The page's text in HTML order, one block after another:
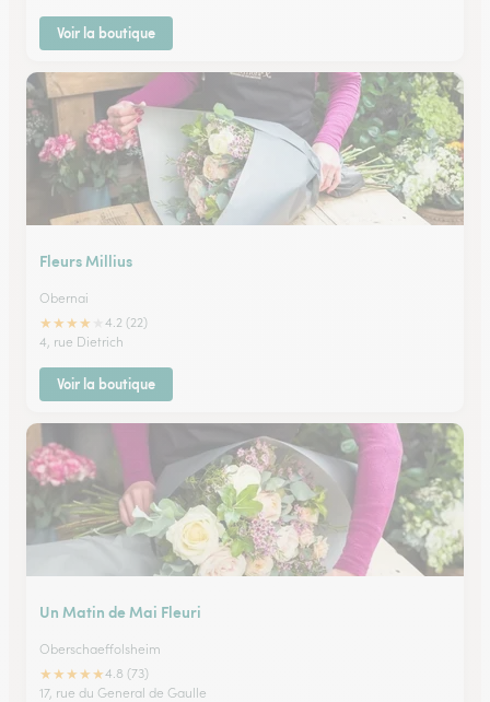
Voir la boutique
Fleurs Millius
Obernai
★★★★
4.2 (22)
4, rue Dietrich
Voir la boutique
Un Matin de Mai Fleuri
Oberschaeffolsheim
★★★★★4.8 (73)
17, rue du General de Gaulle